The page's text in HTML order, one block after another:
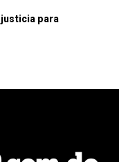
justicia para